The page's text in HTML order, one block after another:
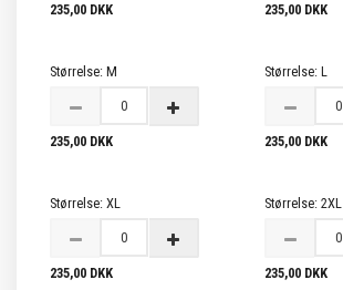
235,00 DKK 235,00 DKK
Størrelse: M
235,00 DKK
Størrelse: L
235,00 DKK
Størrelse: XL
235,00 DKK
Størrelse: 2XL
235,00 DKK